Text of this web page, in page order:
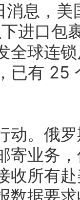
息，
进口包
全球连
已有 25
动。俄
寄业务
收所有
数据要